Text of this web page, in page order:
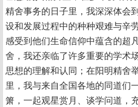
精舍事务的日子里，我深深体会
设和发展过程中的种种艰难与辛
感受到他们生命信仰中蕴含的超
舍，我还亲临了许多重要的学术
思想的理解和认同；在阳明精舍
里，我与来自全国各地的同道们
箫，一起观星赏月、谈学问道，